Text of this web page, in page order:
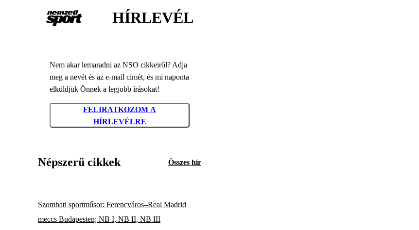
HÍRLEVÉL
Nem akar lemaradni az NSO cikkeiről? Adja
meg a nevét és az e-mail címét, és mi naponta
elküldjük Önnek a legjobb írásokat!
FELIRATKOZOM A
HÍRLEVÉLRE
Népszerű cikkek Összes hír
Szombati sportműsor: Ferencváros–Real Madrid
meccs Budapesten; NB I, NB II, NB III